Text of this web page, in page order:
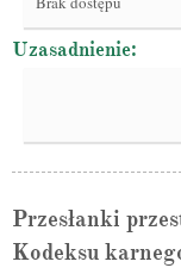
Uzasadnienie:
Przesłanki
Kodeksu